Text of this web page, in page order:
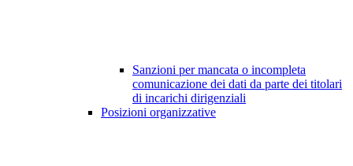
Sanzioni per mancata o incompleta
comunicazione dei dati da parte dei titolari
di incarichi dirigenziali
Posizioni organizzative